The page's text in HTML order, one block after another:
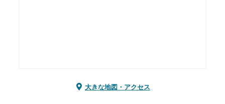
大きな地図・アクセス